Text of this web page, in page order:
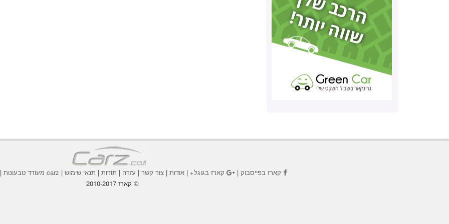
קארז בפייסבוק | קארז בגוגל+ | אודות | צור קשר | עזרה | תודות | תנאי שימוש | carz מעודד טבעונות |
© קארז 2010-2017